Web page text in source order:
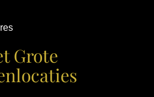
Grote